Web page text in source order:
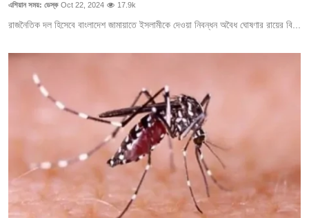
এশিয়ান সময়: ডেস্ক Oct 22, 2024 17.9k
রাজনৈতিক দল হিসেবে বাংলাদেশ জামায়াতে ইসলামীকে দেওয়া নিবন্ধন অবৈধ ঘোষণার রায়ের বি...